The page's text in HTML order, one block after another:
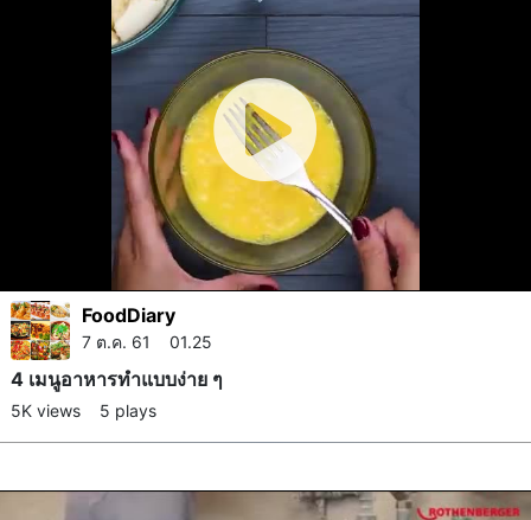
FoodDiary
7 ต.ค. 61 01.25
4 เมนูอาหารทำแบบง่าย ๆ
5K views 5 plays